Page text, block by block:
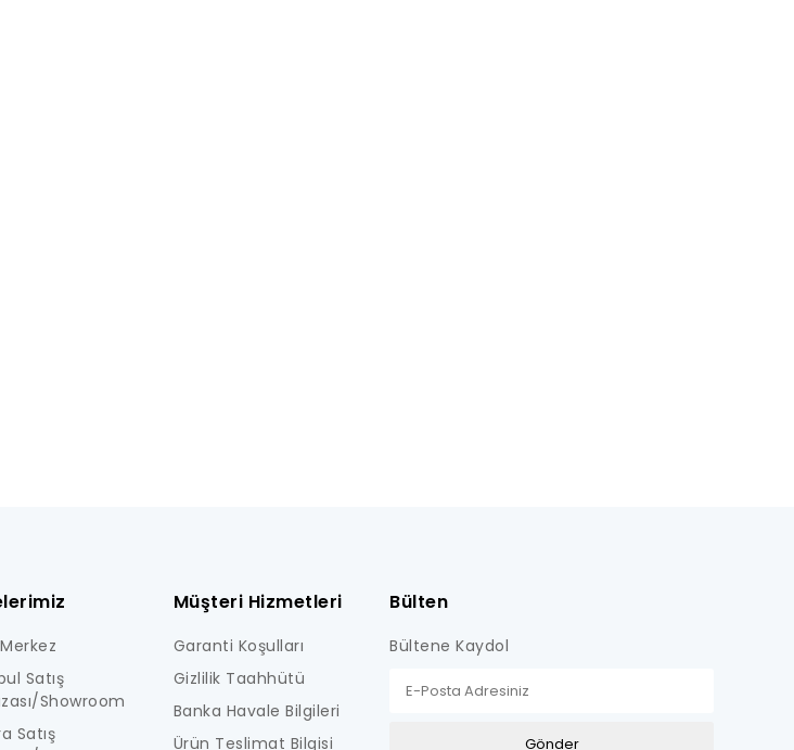
Satış
Showroom
Satış
Müşteri Hizmetleri
Garanti Koşulları
Gizlilik Taahhütü
Banka Havale Bilgileri
Ürün Teslimat Bilgisi
Bülten
Bültene Kaydol